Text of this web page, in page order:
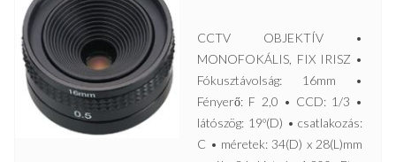
CCTV OBJEKTÍV •
MONOFOKÁLIS, FIX IRISZ •
Fókusztávolság: 16mm •
Fényerő: F 2,0 • CCD: 1/3 •
látószög: 19º(D) • csatlakozás:
C • méretek: 34(D) x 28(L)mm